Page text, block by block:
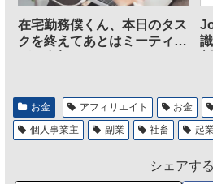
在宅勤務僕くん、本日のタス
クを終えてあとはミーティン
お金 アフィリエイト お金
個人事業主
副業 社畜 起
シェアする